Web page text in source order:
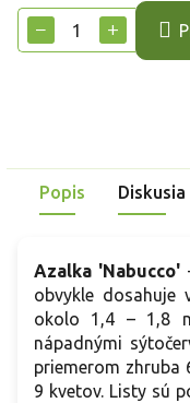
cena:
+
−
Popis Diskusia
Azalka 'Nabucco'-
obvykle dosahuje
okolo 1,4 – 1,8
nápadnými
priemerom zhruba
9 kvetov. Listy sú